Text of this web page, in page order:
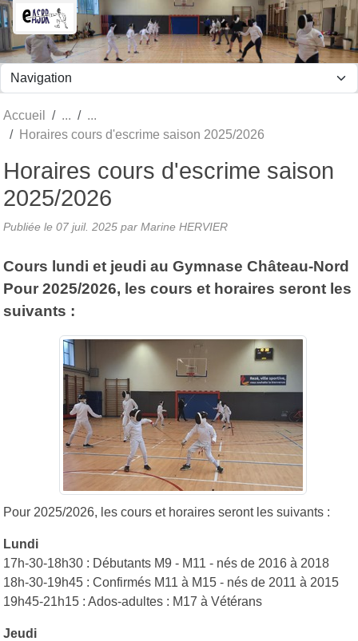
Accueil
Horaires cours d'escrime saison 2025/2026
Horaires cours d'escrime saison
2025/2026
Publiée le 07 juil. 2025 par Marine HERVIER
Cours lundi et jeudi au Gymnase Château-Nord
Pour 2025/2026, les cours et horaires seront les
suivants :
Pour 2025/2026, les cours et horaires seront les suivants :
Lundi
17h-30-18h30 : Débutants M9 - M11 - nés de 2016 à 2018
18h-30-19h45 : Confirmés M11 à M15 - nés de 2011 à 2015
19h45-21h15 : Ados-adultes : M17 à Vétérans
Jeudi
Panneau de gestion des cookies